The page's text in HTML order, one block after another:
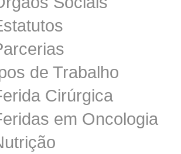
de Trabalho
Cirúrgica
em Oncologia